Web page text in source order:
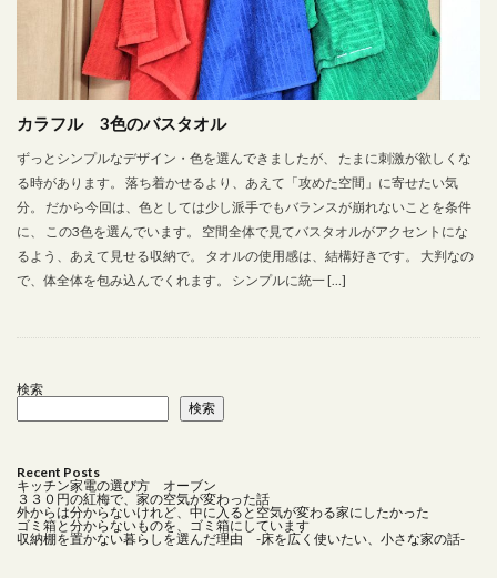
カラフル 3色のバスタオル
ずっとシンプルなデザイン・色を選んできましたが、 たまに刺激が欲しくな
る時があります。 落ち着かせるより、あえて「攻めた空間」に寄せたい気
分。 だから今回は、色としては少し派手でもバランスが崩れないことを条件
に、 この3色を選んでいます。 空間全体で見てバスタオルがアクセントにな
るよう、あえて見せる収納で。 タオルの使用感は、結構好きです。 大判なの
で、体全体を包み込んでくれます。 シンプルに統一 […]
検索
検索
Recent Posts
キッチン家電の選び方 オーブン
３３０円の紅梅で、家の空気が変わった話
外からは分からないけれど、中に入ると空気が変わる家にしたかった
ゴミ箱と分からないものを、ゴミ箱にしています
収納棚を置かない暮らしを選んだ理由 -床を広く使いたい、小さな家の話-
インテリア 配置
インテリアコーディネート
ウォールデコ
オーブン
おしゃれなキッチンアイテム
オブジェ
お気に入り家具
お皿
ゴールド
ゴッホ シルバー
スタイリッシュ
スチールブラック
ストーリー
ソファー
タイルシール
タオルバー
タオルハンガー
ディッシュラック
デザイン
デザイン雑貨
テレビはいらない
トースター
トイレインテリア
ボイルレースカーテン
ランドリー
リビングダイニング
レース
一人で設置
一軒家 おしゃれインテリア